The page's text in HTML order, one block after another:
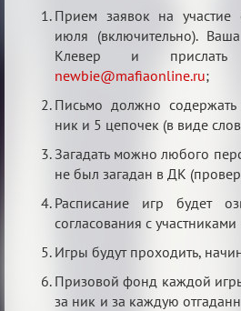
Прием заявок на участие
июля (включительно).
Клевер и
newbie@mafiaonline.ru;
Письмо должно
ник и 5 цепочек (в виде
Загадать можно любого
не был загадан в ДК
Расписание игр будет
согласования с
Игры будут проходить,
Призовой фонд каждой
за ник и за каждую